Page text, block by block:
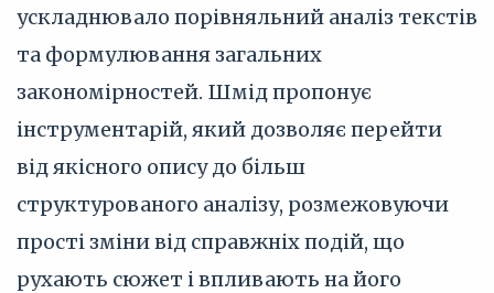
ускладнювало порівняльний аналіз текстів
та формулювання загальних
закономірностей. Шмід пропонує
інструментарій, який дозволяє перейти
від якісного опису до більш
структурованого аналізу, розмежовуючи
прості зміни від справжніх подій, що
рухають сюжет і впливають на його